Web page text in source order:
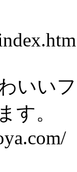
いい
す。